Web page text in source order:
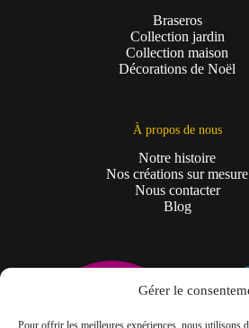
Gérer le
Pour offrir les meilleures expériences, nous utilisons
Braseros
Collection jardin
Collection maison
Décorations de Noël
À propos de nous
Notre histoire
Nos créations sur mesure
Nous contacter
Blog